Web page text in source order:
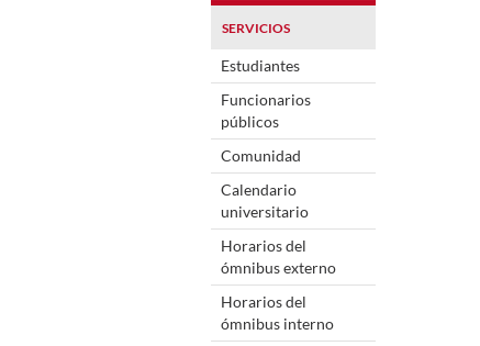
SERVICIOS
Estudiantes
Funcionarios
públicos
Comunidad
Calendario
universitario
Horarios del
ómnibus externo
Horarios del
ómnibus interno